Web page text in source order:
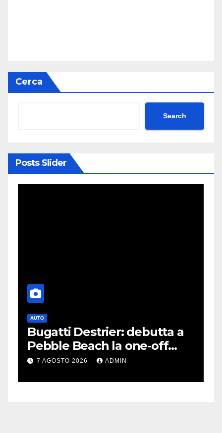
Cerca
Search
Posts Slider
AUTO
Bugatti Destrier: debutta a
Pebble Beach la one-off
derivata dalla Bolide
7 AGOSTO 2026 ADMIN